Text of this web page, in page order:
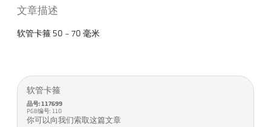
文章描述
软管卡箍 50 - 70 毫米
软管卡箍
品号: 117699
PGB编号: 110
你可以向我们索取这篇文章